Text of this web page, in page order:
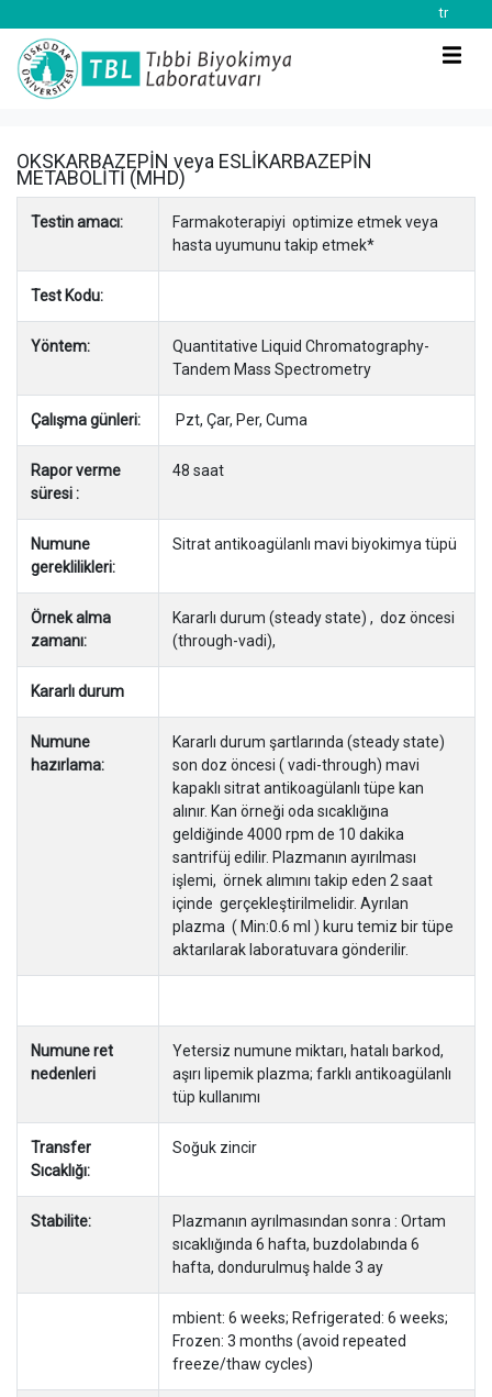
tr
OKSKARBAZEPİN veya ESLİKARBAZEPİN
METABOLİTİ (MHD)
Testin amacı:
Farmakoterapiyi optimize etmek veya
hasta uyumunu takip etmek*
Test Kodu:
Yöntem:
Quantitative Liquid Chromatography-
Tandem Mass Spectrometry
Çalışma günleri: Pzt, Çar, Per, Cuma
Rapor verme
süresi :
48 saat
Numune
gereklilikleri:
Sitrat antikoagülanlı mavi biyokimya tüpü
Örnek alma
zamanı:
Kararlı durum (steady state) , doz öncesi
(through-vadi),
Kararlı durum
Numune
hazırlama:
Kararlı durum şartlarında (steady state)
son doz öncesi ( vadi-through) mavi
kapaklı sitrat antikoagülanlı tüpe kan
alınır. Kan örneği oda sıcaklığına
geldiğinde 4000 rpm de 10 dakika
santrifüj edilir. Plazmanın ayırılması
işlemi, örnek alımını takip eden 2 saat
içinde gerçekleştirilmelidir. Ayrılan
plazma ( Min:0.6 ml ) kuru temiz bir tüpe
aktarılarak laboratuvara gönderilir.
Numune ret
nedenleri
Yetersiz numune miktarı, hatalı barkod,
aşırı lipemik plazma; farklı antikoagülanlı
tüp kullanımı
Transfer
Sıcaklığı:
Soğuk zincir
Stabilite:
Plazmanın ayrılmasından sonra : Ortam
sıcaklığında 6 hafta, buzdolabında 6
hafta, dondurulmuş halde 3 ay
mbient: 6 weeks; Refrigerated: 6 weeks;
Frozen: 3 months (avoid repeated
freeze/thaw cycles)